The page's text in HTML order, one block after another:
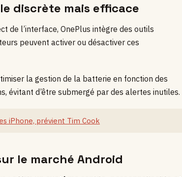
discrète mais efficace
de l’interface, OnePlus intègre des outils
peuvent activer ou désactiver ces
la gestion de la batterie en fonction des
évitant d’être submergé par des alertes inutiles.
iPhone, prévient Tim Cook
le marché Android